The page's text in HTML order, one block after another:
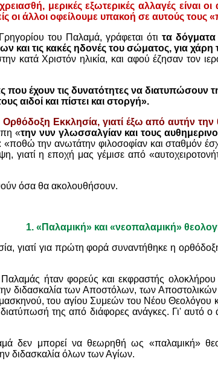
μερικές εξωτερικές αλλαγές είναι οι
οι άλλοι οφείλουμε υπακοή σε αυτούς τους
του Παλαμά, γράφεται ότι τα δόγματα
τις κακές ηδονές του σώματος, για χάρη
κατά Χριστόν ηλικία, και αφού έζησαν τον
που έχουν τις δυνατότητες να
αιδοί και πίστει και στοργή».
Εκκλησία, γιατί έξω από αυτήν
«την νυν γλωσσαλγίαν και τους
«ποθώ την ανωτάτην φιλοσοφίαν και σταθμόν
γιατί η εποχή μας γέμισε από
όσα θα ακολουθήσουν.
1.«Παλαμική» και «νεοπαλαμική»
γιατί για πρώτη φορά συναντήθηκε η
ήταν φορεύς και εκφραστής
διδασκαλία των Αποστόλων, των
του αγίου Συμεών του Νέου Θεολόγου
της από διάφορες ανάγκες. Γι' αυτό
δεν μπορεί να θεωρηθή ως «παλαμική»
διδασκαλία όλων των Αγίων.